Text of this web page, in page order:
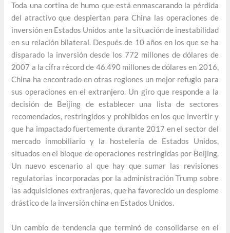
Toda una cortina de humo que está enmascarando la pérdida
del atractivo que despiertan para China las operaciones de
inversión en Estados Unidos ante la situación de inestabilidad
en su relación bilateral. Después de 10 años en los que se ha
disparado la inversión desde los 772 millones de dólares de
2007 a la cifra récord de 46.490 millones de dólares en 2016,
China ha encontrado en otras regiones un mejor refugio para
sus operaciones en el extranjero. Un giro que responde a la
decisión de Beijing de establecer una lista de sectores
recomendados, restringidos y prohibidos en los que invertir y
que ha impactado fuertemente durante 2017 en el sector del
mercado inmobiliario y la hostelería de Estados Unidos,
situados en el bloque de operaciones restringidas por Beijing.
Un nuevo escenario al que hay que sumar las revisiones
regulatorias incorporadas por la administración Trump sobre
las adquisiciones extranjeras, que ha favorecido un desplome
drástico de la inversión china en Estados Unidos.
Un cambio de tendencia que terminó de consolidarse en el